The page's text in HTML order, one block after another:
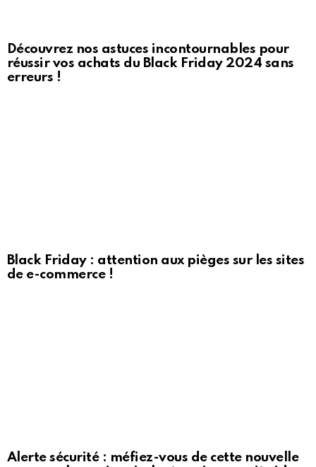
Découvrez nos astuces incontournables pour
réussir vos achats du Black Friday 2024 sans
erreurs !
Black Friday : attention aux pièges sur les sites
de e-commerce !
Alerte sécurité : méfiez-vous de cette nouvelle